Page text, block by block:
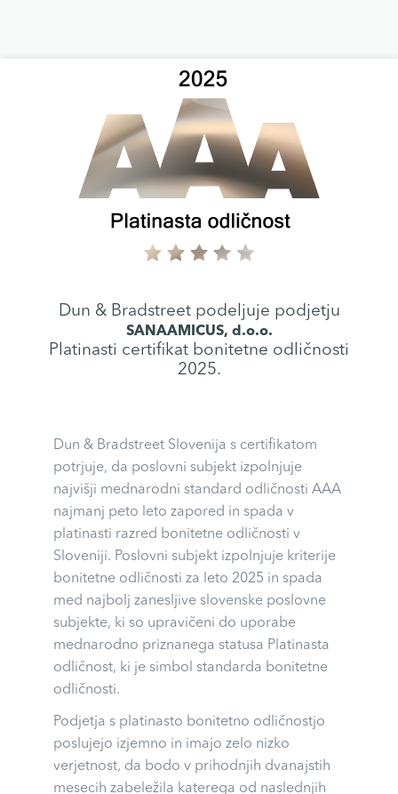
Dun & Bradstreet podeljuje podjetju
SANAAMICUS, d.o.o.
Platinasti certifikat bonitetne odličnosti
2025.
Dun & Bradstreet Slovenija s certifikatom
potrjuje, da poslovni subjekt izpolnjuje
najvišji mednarodni standard odličnosti AAA
najmanj peto leto zapored in spada v
platinasti razred bonitetne odličnosti v
Sloveniji. Poslovni subjekt izpolnjuje kriterije
bonitetne odličnosti za leto 2025 in spada
med najbolj zanesljive slovenske poslovne
subjekte, ki so upravičeni do uporabe
mednarodno priznanega statusa Platinasta
odličnost, ki je simbol standarda bonitetne
odličnosti.
Podjetja s platinasto bonitetno odličnostjo
poslujejo izjemno in imajo zelo nizko
verjetnost, da bodo v prihodnjih dvanajstih
mesecih zabeležila katerega od naslednjih